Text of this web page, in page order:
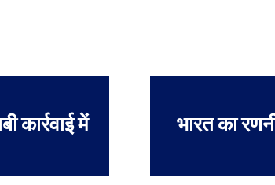
कार्रवाई में
भारत का